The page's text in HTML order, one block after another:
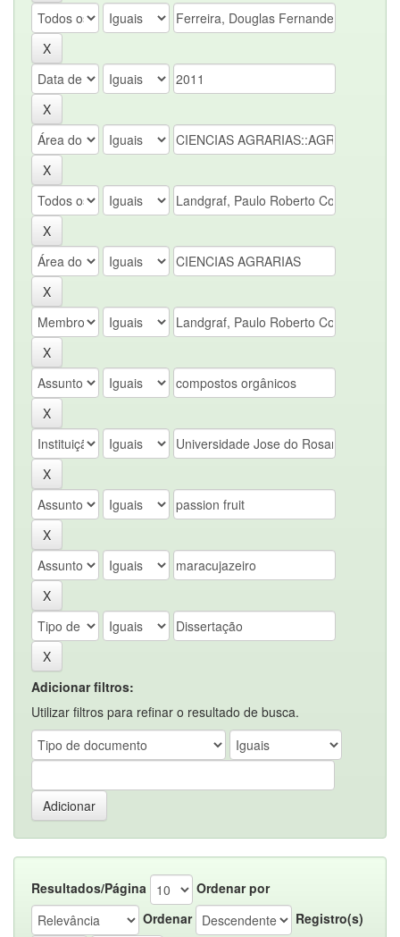
Adicionar filtros:
Utilizar filtros para refinar o resultado de busca.
Resultados/Página
Ordenar por
Ordenar
Registro(s)